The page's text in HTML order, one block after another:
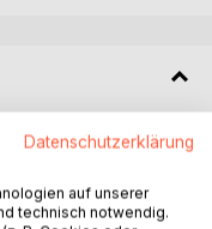
–
Cheerspirit
sich die Heldin
Falls ja, dann
Datenschutzerklärung
auf unserer
technisch notwendig.